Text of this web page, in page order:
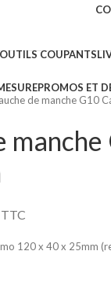
OUTILS COUPANTS
PROMOS ET
de manche G10
120 x 40 x 25mm